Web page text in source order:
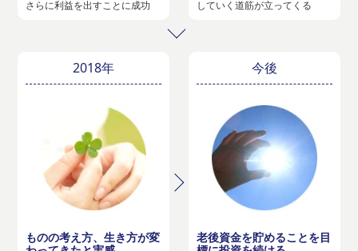
さらに利益を出すことに成功
していく道筋が立ってくる
2018年
ものの考え方、生き方が変
今後
老後資金を貯めることを目